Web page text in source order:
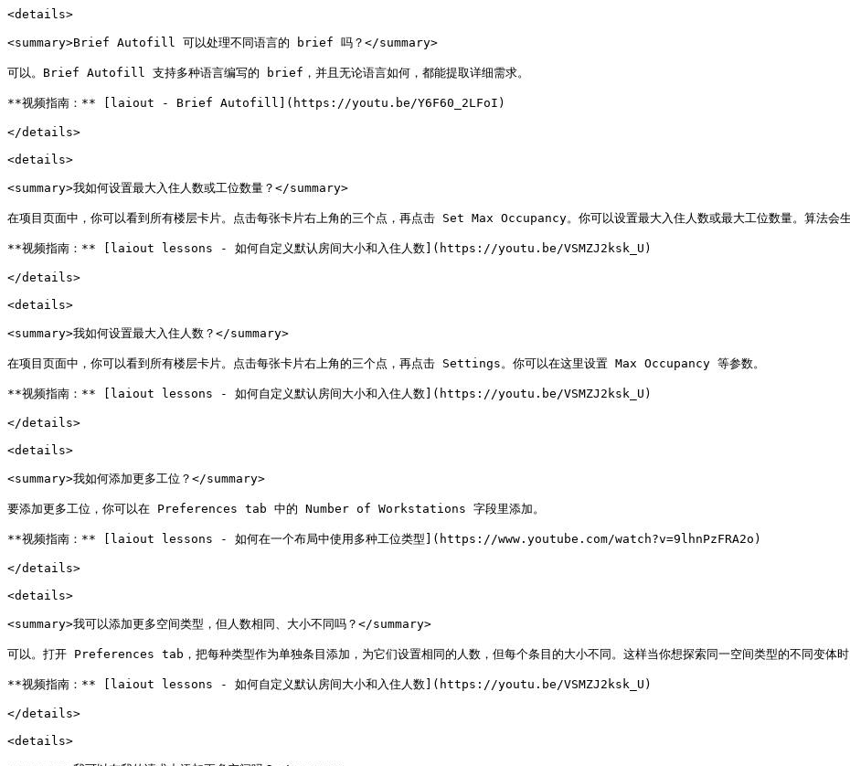
<details>
<summary>Brief Autofill 可以处理不同语言的 brief 吗？</summary>
可以。Brief Autofill 支持多种语言编写的 brief，并且无论语言如何，都能提取详细需求。
**视频指南：** [laiout - Brief Autofill](https://youtu.be/Y6F60_2LFoI)
</details>
<details>
<summary>我如何设置最大入住人数或工位数量？</summary>
在项目页面中，你可以看到所有楼层卡片。点击每张卡片右上角的三个点，再点击 Set Max Occupancy。你可以设置最大入住人数或最大工位数量。算法会生
**视频指南：** [laiout lessons - 如何自定义默认房间大小和入住人数](https://youtu.be/VSMZJ2ksk_U)
</details>
<details>
<summary>我如何设置最大入住人数？</summary>
在项目页面中，你可以看到所有楼层卡片。点击每张卡片右上角的三个点，再点击 Settings。你可以在这里设置 Max Occupancy 等参数。
**视频指南：** [laiout lessons - 如何自定义默认房间大小和入住人数](https://youtu.be/VSMZJ2ksk_U)
</details>
<details>
<summary>我如何添加更多工位？</summary>
要添加更多工位，你可以在 Preferences tab 中的 Number of Workstations 字段里添加。
**视频指南：** [laiout lessons - 如何在一个布局中使用多种工位类型](https://www.youtube.com/watch?v=9lhnPzFRA2o)
</details>
<details>
<summary>我可以添加更多空间类型，但人数相同、大小不同吗？</summary>
可以。打开 Preferences tab，把每种类型作为单独条目添加，为它们设置相同的人数，但每个条目的大小不同。这样当你想探索同一空间类型的不同变体时
**视频指南：** [laiout lessons - 如何自定义默认房间大小和入住人数](https://youtu.be/VSMZJ2ksk_U)
</details>
<details>